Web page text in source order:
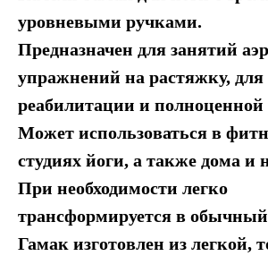
уровневыми ручками.
Предназначен для занятий
упражнений на растяжку, для
реабилитации и полноценной
Может использоваться в
студиях йоги, а также дома и
При необходимости легко
трансформируется в
Гамак изготовлен из легкой,